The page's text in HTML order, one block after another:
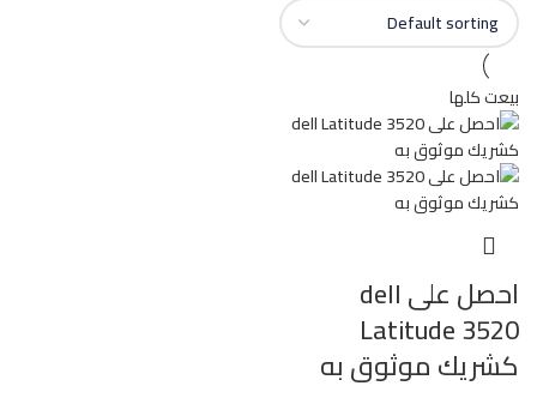
بيعت كلها
احصل على dell
Latitude 3520
كشريك موثوق به